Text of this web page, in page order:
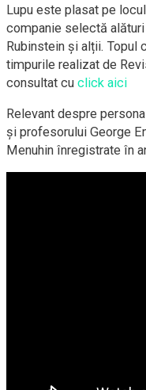
Lupu este plasat pe
companie selectă alături
Rubinstein și alții. Topul
timpurile realizat de
consultat cu click aici
Relevant despre
și profesorului George
Menuhin înregistrate în